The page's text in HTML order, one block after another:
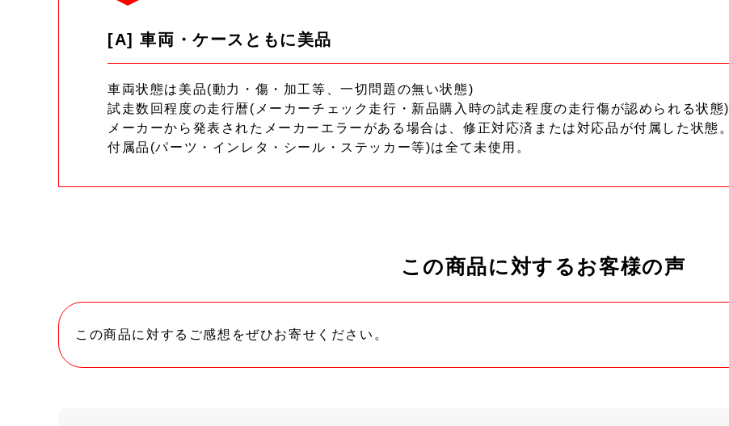
[A] 車両・ケースともに美品
車両状態は美品(動力・傷・加工等、一切問題の無い状態)
試走数回程度の走行暦(メーカーチェック走行・新品購入時の試走程度の走行傷が認められる状態)
メーカーから発表されたメーカーエラーがある場合は、修正対応済または対応品が付属した状態。
付属品(パーツ・インレタ・シール・ステッカー等)は全て未使用。
この商品に対するお客様の声
この商品に対するご感想をぜひお寄せください。